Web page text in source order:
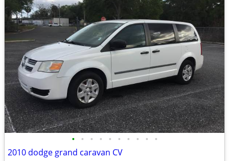
• • • • • • • • • •
2010 dodge grand caravan CV